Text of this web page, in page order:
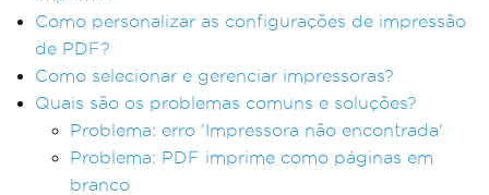
Como personalizar as configurações de impressão
de PDF?
Como selecionar e gerenciar impressoras?
Quais são os problemas comuns e soluções?
Problema: erro 'Impressora não encontrada'
Problema: PDF imprime como páginas em
branco